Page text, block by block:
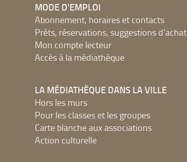
MODE D'EMPLOI
Abonnement, horaires et contacts
Prêts, réservations, suggestions d'achat
Mon compte lecteur
Accès à la médiathèque
LA MÉDIATHÈQUE DANS LA VILLE
Hors les murs
Pour les classes et les groupes
Carte blanche aux associations
Action culturelle